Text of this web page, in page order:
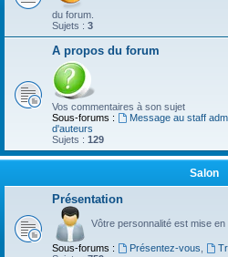
du forum.
Sujets : 3
A propos du forum
Vos commentaires à son sujet
Sous-forums :
Message au staff
d'auteurs
Sujets : 129
Salon
Présentation
Vôtre personnalité est mise en
Sous-forums : Présentez-vous